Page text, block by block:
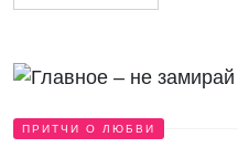
ПРИТЧИ О ЛЮБВИ